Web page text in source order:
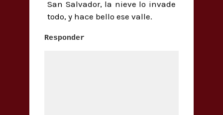
San Salvador, la nieve lo invade
todo, y hace bello ese valle.
Responder